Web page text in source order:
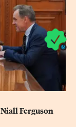
Ferguson